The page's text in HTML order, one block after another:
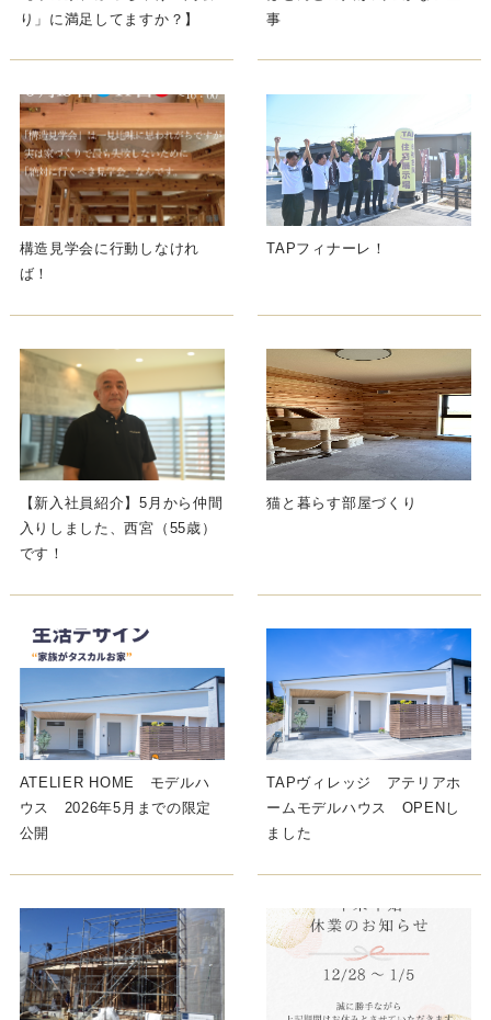
り」に満足してますか？】
事
構造見学会に行動しなけれ
ば！
TAPフィナーレ！
【新入社員紹介】5月から仲間
入りしました、西宮（55歳）
です！
猫と暮らす部屋づくり
ATELIER HOME モデルハ
ウス 2026年5月までの限定
公開
TAPヴィレッジ アテリアホ
ームモデルハウス OPENし
ました